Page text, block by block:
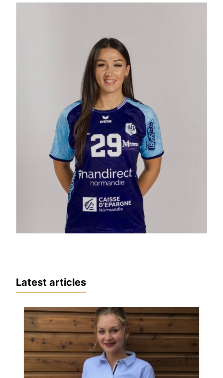
Latest articles